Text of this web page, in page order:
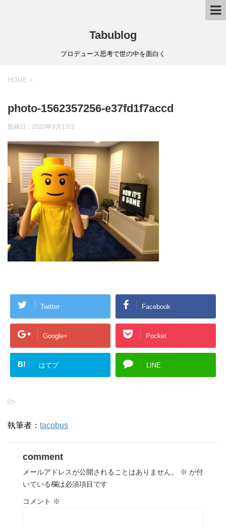
Tabublog
プロデュース思考で世の中を面白く
HOME >
photo-1562357256-e37fd1f7accd
投稿日： 2020年9月13日
Twitter Facebook
Google+ Pocket
B! はてブ LINE
-
執筆者： tacobus
comment
メールアドレスが公開されることはありません。 ※ が付
いている欄は必須項目です
コメント ※